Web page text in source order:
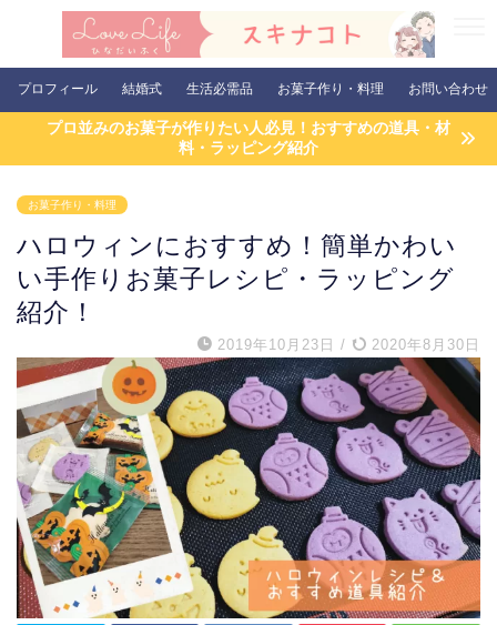
プロフィール 結婚式 生活必需品 お菓子作り・料理 お問い合わせ
プロ並みのお菓子が作りたい人必見！おすすめの道具・材
料・ラッピング紹介
お菓子作り・料理
ハロウィンにおすすめ！簡単かわい
い手作りお菓子レシピ・ラッピング
紹介！
2019年10月23日 / 2020年8月30日